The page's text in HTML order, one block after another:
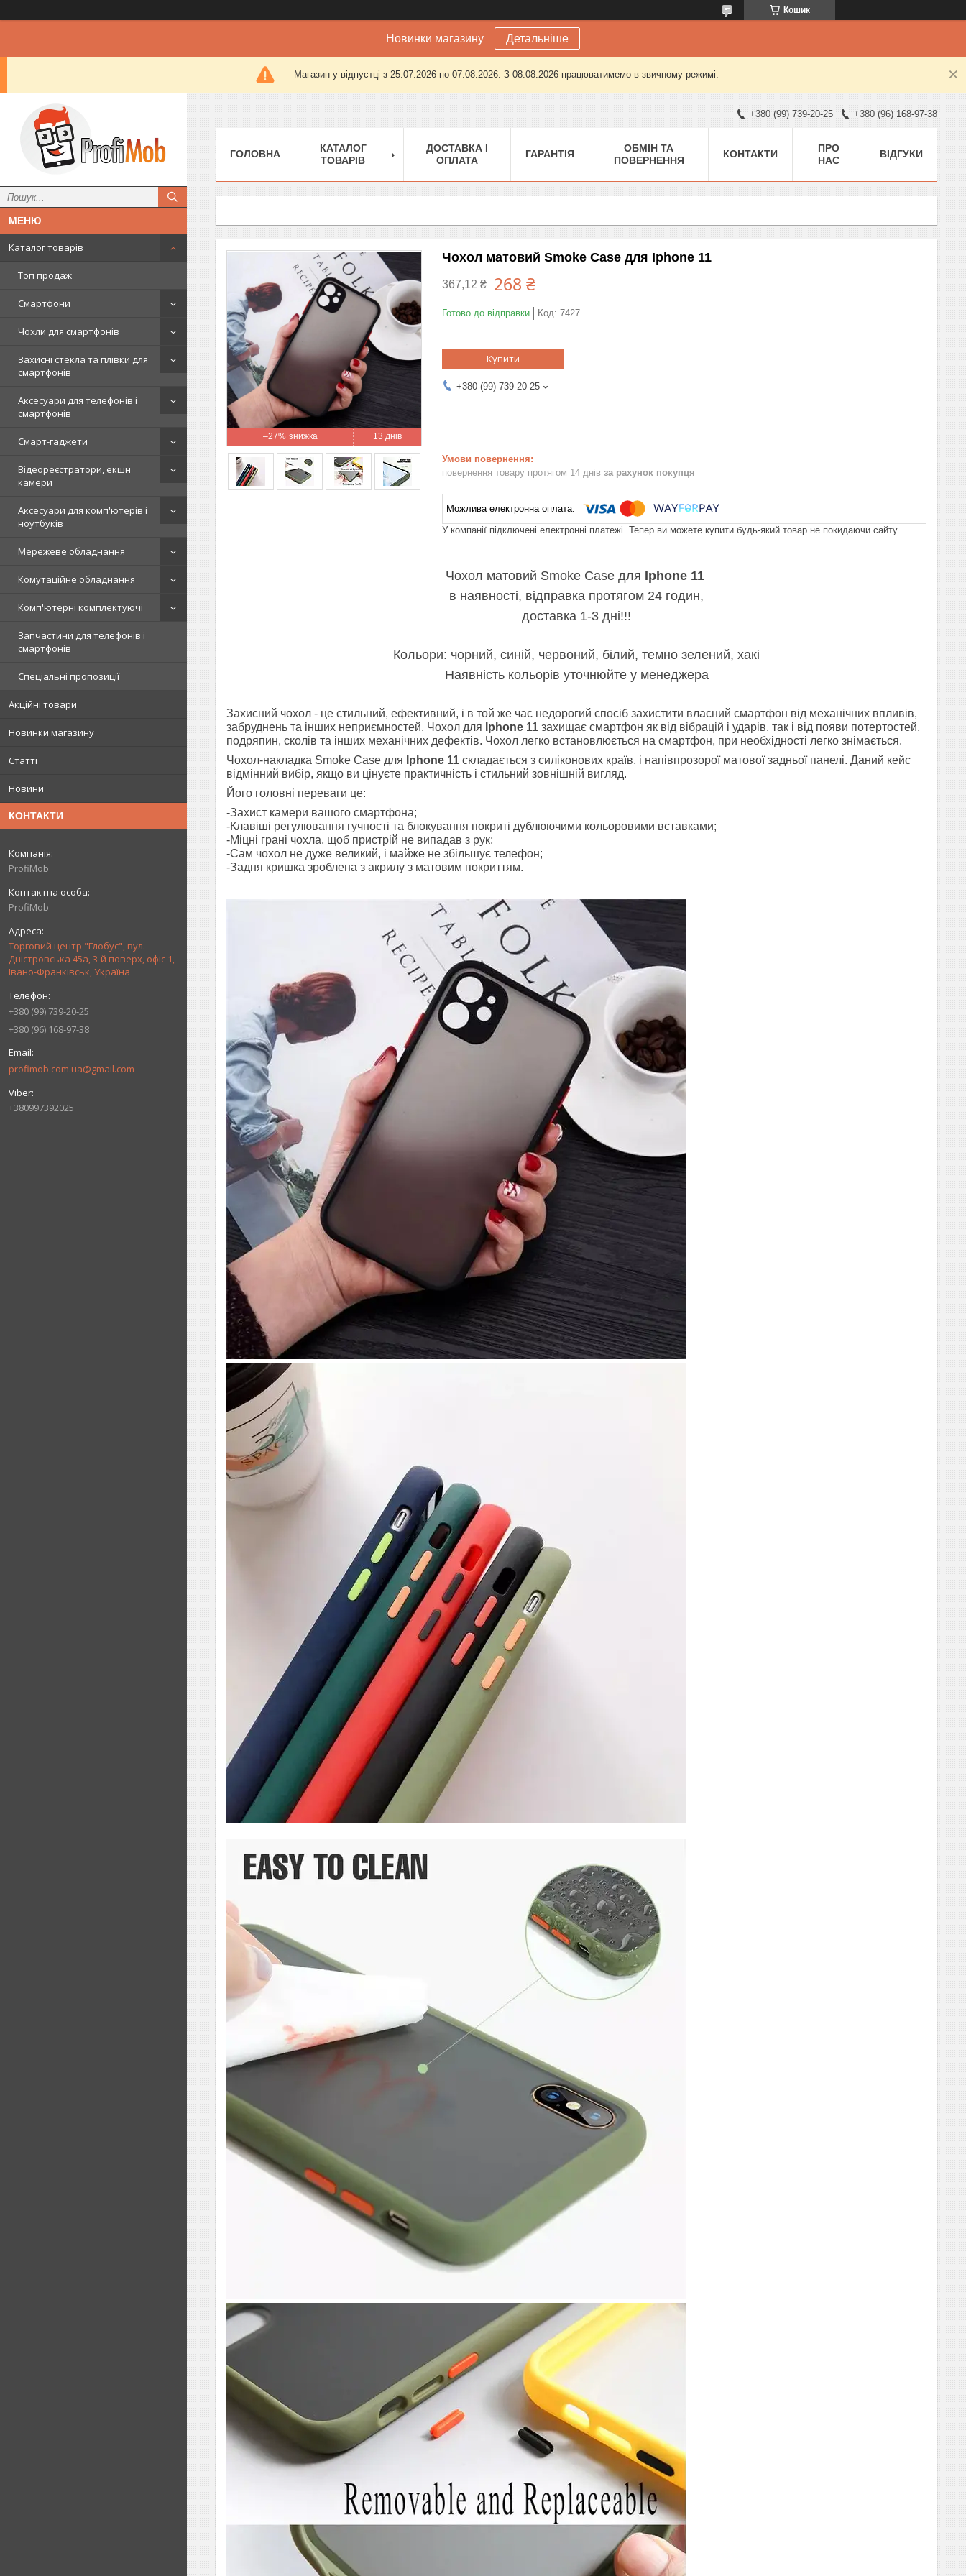
Кошик
Новинки магазину Детальніше
Магазин у відпустці з 25.07.2026 по 07.08.2026. З 08.08.2026 працюватимемо в звичному режимі.
Каталог товарів
Топ продаж
Смартфони
Чохли для смартфонів
Захисні стекла та плівки для
смартфонів
Аксесуари для телефонів і
смартфонів
Смарт-гаджети
Відеореєстратори, екшн
камери
Аксесуари для комп'ютерів і
ноутбуків
Мережеве обладнання
Комутаційне обладнання
Комп'ютерні комплектуючі
Запчастини для телефонів і
смартфонів
Спеціальні пропозиції
Акційні товари
Новинки магазину
Статті
Новини
КОНТАКТИ
ProfiMob
ProfiMob
Торговий центр "Глобус", вул.
Дністровська 45а, 3-й поверх, офіс 1,
Івано-Франківськ, Україна
+380 (99) 739-20-25
+380 (96) 168-97-38
profimob.com.ua@gmail.com
+380997392025
+380 (99) 739-20-25 +380 (96) 168-97-38
ГОЛОВНА
КАТАЛОГ
ТОВАРІВ
ДОСТАВКА І
ОПЛАТА
ГАРАНТІЯ
ОБМІН ТА
ПОВЕРНЕННЯ
КОНТАКТИ
ПРО
НАС
ВІДГУКИ
–27% 13 днів
Чохол матовий Smoke Case для Iphone 11
367,12 ₴ 268 ₴
Готово до відправки Код: 7427
Купити
+380 (99) 739-20-25
повернення товару протягом 14 днів за рахунок покупця
У компанії підключені електронні платежі. Тепер ви можете купити будь-який товар не покидаючи сайту.
Чохол матовий Smoke Case для Iphone 11
в наявності, відправка протягом 24 годин,
доставка 1-3 дні!!!
Кольори: чорний, синій, червоний, білий, темно зелений, хакі
Наявність кольорів уточнюйте у менеджера
Захисний чохол - це стильний, ефективний, і в той же час недорогий спосіб захистити власний смартфон від механічних впливів,
забруднень та інших неприємностей. Чохол для Iphone 11 захищає смартфон як від вібрацій і ударів, так і від появи потертостей,
подряпин, сколів та інших механічних дефектів. Чохол легко встановлюється на смартфон, при необхідності легко знімається.
Чохол-накладка Smoke Case для Iphone 11 складається з силіконових країв, і напівпрозорої матової задньої панелі. Даний кейс
відмінний вибір, якщо ви цінуєте практичність і стильний зовнішній вигляд.
Його головні переваги це:
-Захист камери вашого смартфона;
-Клавіші регулювання гучності та блокування покриті дублюючими кольоровими вставками;
-Міцні грані чохла, щоб пристрій не випадав з рук;
-Сам чохол не дуже великий, і майже не збільшує телефон;
-Задня кришка зроблена з акрилу з матовим покриттям.